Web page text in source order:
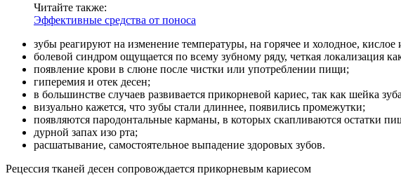
Читайте также:
Эффективные средства от поноса
зубы реагируют на изменение температуры, на горячее и холодное, кислое
болевой синдром ощущается по всему зубному ряду, четкая локализация
появление крови в слюне после чистки или употреблении пищи;
гиперемия и отек десен;
в большинстве случаев развивается прикорневой кариес, так как шейка
визуально кажется, что зубы стали длиннее, появились промежутки;
появляются пародонтальные карманы, в которых скапливаются остатки
дурной запах изо рта;
расшатывание, самостоятельное выпадение здоровых зубов.
Рецессия тканей десен сопровождается прикорневым кариесом